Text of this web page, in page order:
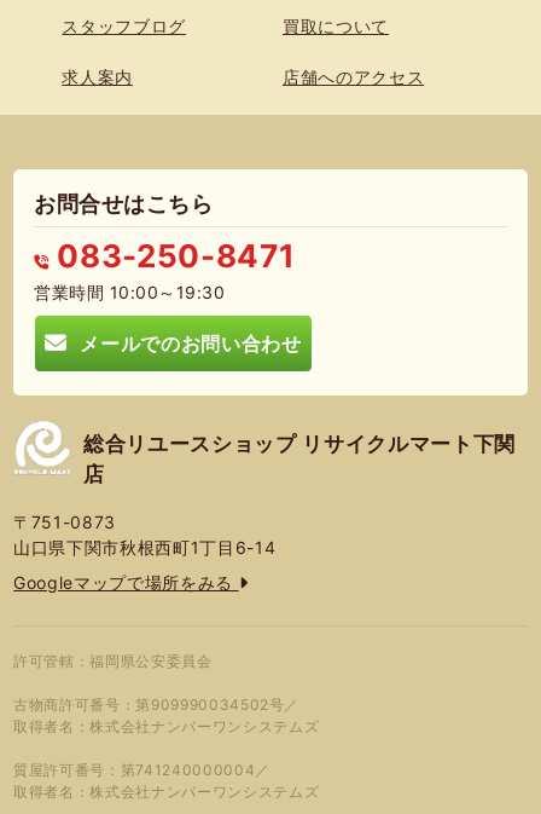
スタッフブログ 買取について
求人案内 店舗へのアクセス
お問合せはこちら
083-250-8471
営業時間 10:00～19:30
メールでのお問い合わせ
総合リユースショップ リサイクルマート下関
店
〒751-0873
山口県下関市秋根西町1丁目6-14
Googleマップで場所をみる
許可管轄：福岡県公安委員会
古物商許可番号：第909990034502号／
取得者名：株式会社ナンバーワンシステムズ
質屋許可番号：第741240000004／
取得者名：株式会社ナンバーワンシステムズ